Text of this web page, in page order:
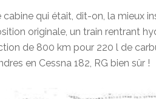
qui était, dit-on, la mieux
originale, un train rentrant
de 800 km pour 220 l de
en Cessna 182, RG bien sûr !